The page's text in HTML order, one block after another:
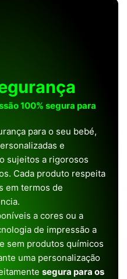
100% segura para
para o seu bebé,
e
sujeitos a rigorosos
Cada produto respeita
em termos de
a cores ou a
de impressão a
sem produtos químicos
uma personalização
segura para os